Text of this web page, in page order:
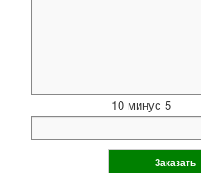
10 минус 5